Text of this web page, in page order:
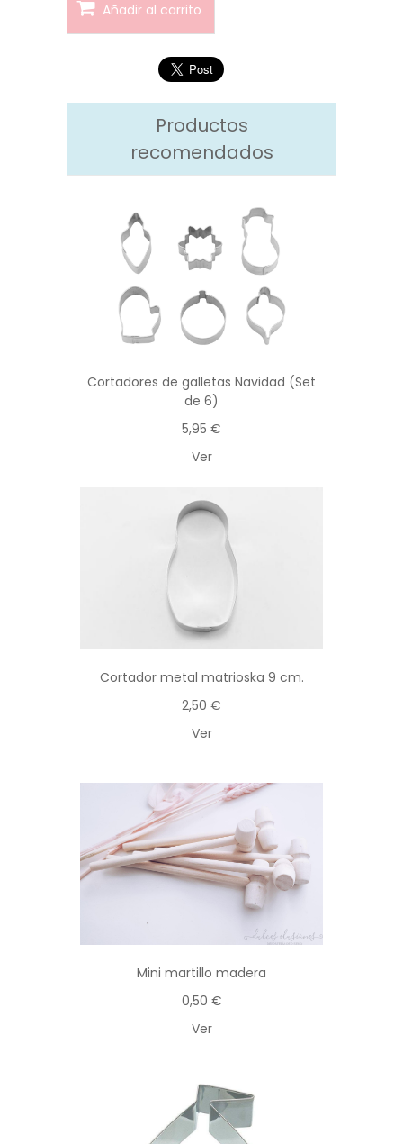
Añadir al carrito
Productos
recomendados
Cortadores de galletas Navidad (Set
de 6)
5,95 €
Ver
Cortador metal matrioska 9 cm.
2,50 €
Ver
Mini martillo madera
0,50 €
Ver